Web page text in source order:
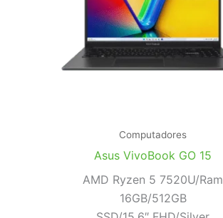
Computadores
Asus VivoBook GO 15
AMD Ryzen 5 7520U/Ram
16GB/512GB